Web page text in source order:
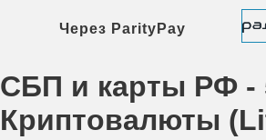
Через ParityPay
СБП и карты РФ -
Криптовалюты